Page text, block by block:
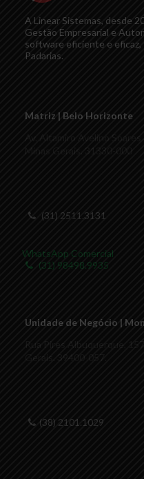
A Linear Sistemas, desde
Gestão Empresarial e
software eficiente e eficaz,
Padarias.
Matriz | Belo Horizonte
Av. Altamiro Avelino
Minas Gerais. 31330-000
(31) 2511.3131
WhatsApp Comercial
(31) 98498.9935
Unidade de Negócio |
Rua Pires Albuquerque,
Gerais. 39400-057.
(38) 2101.1029